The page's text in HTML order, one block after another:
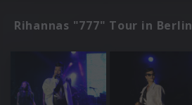
Rihannas "777" Tour in Berlin